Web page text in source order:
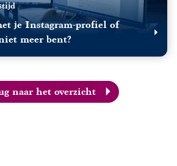
je Instagram-profiel of
meer bent?
naar het overzicht